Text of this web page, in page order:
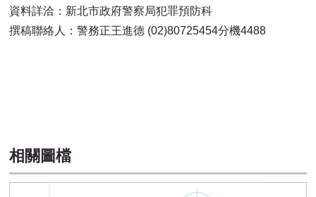
資料詳洽：新北市政府警察局犯罪預防科
撰稿聯絡人：警務正王進德 (02)80725454分機4488
相關圖檔